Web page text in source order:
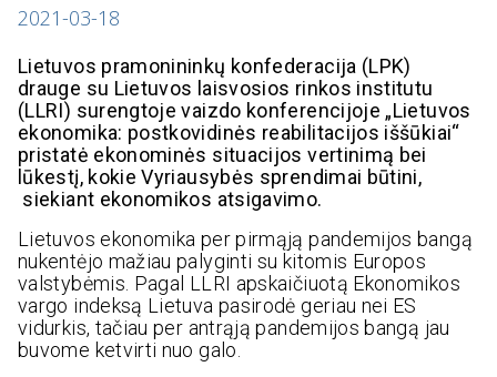
2021-03-18
Lietuvos pramonininkų konfederacija (LPK)
drauge su Lietuvos laisvosios rinkos institutu
(LLRI) surengtoje vaizdo konferencijoje „Lietuvos
ekonomika: postkovidinės reabilitacijos iššūkiai“
pristatė ekonominės situacijos vertinimą bei
lūkestį, kokie Vyriausybės sprendimai būtini,
siekiant ekonomikos atsigavimo.
Lietuvos ekonomika per pirmąją pandemijos bangą
nukentėjo mažiau palyginti su kitomis Europos
valstybėmis. Pagal LLRI apskaičiuotą Ekonomikos
vargo indeksą Lietuva pasirodė geriau nei ES
vidurkis, tačiau per antrąją pandemijos bangą jau
buvome ketvirti nuo galo.